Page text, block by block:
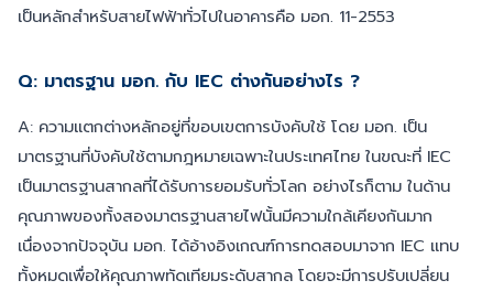
เป็นหลักสำหรับสายไฟฟ้าทั่วไปในอาคารคือ มอก. 11-2553
Q: มาตรฐาน มอก. กับ IEC ต่างกันอย่างไร ?
A: ความแตกต่างหลักอยู่ที่ขอบเขตการบังคับใช้ โดย มอก. เป็น
มาตรฐานที่บังคับใช้ตามกฎหมายเฉพาะในประเทศไทย ในขณะที่ IEC
เป็นมาตรฐานสากลที่ได้รับการยอมรับทั่วโลก อย่างไรก็ตาม ในด้าน
คุณภาพของทั้งสองมาตรฐานสายไฟนั้นมีความใกล้เคียงกันมาก
เนื่องจากปัจจุบัน มอก. ได้อ้างอิงเกณฑ์การทดสอบมาจาก IEC แทบ
ทั้งหมดเพื่อให้คุณภาพทัดเทียมระดับสากล โดยจะมีการปรับเปลี่ยน